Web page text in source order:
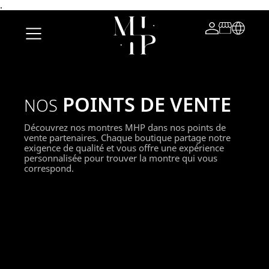
.
NOS POINTS DE VENTE
Découvrez nos montres MHP dans nos points de
vente partenaires. Chaque boutique partage notre
exigence de qualité et vous offre une expérience
personnalisée pour trouver la montre qui vous
correspond.